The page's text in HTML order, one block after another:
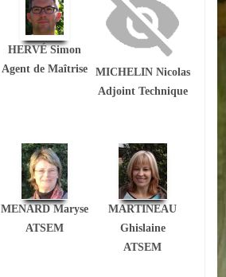
HERVÉ Simon
Agent de Maîtrise
MICHELIN Nicolas
Adjoint Technique
MENARD Maryse
ATSEM
MARTINEAU
Ghislaine
ATSEM